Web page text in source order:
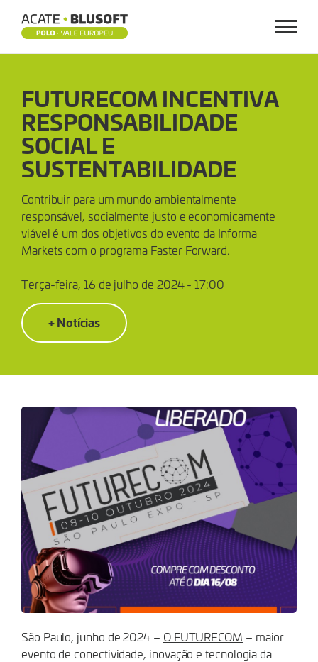
Menu
INCENTIVA
RESPONSABILIDADE
SOCIAL
SUSTENTABILIDADE
FUTURECOM INCENTIVA
RESPONSABILIDADE
SOCIAL E
SUSTENTABILIDADE
Contribuir para um mundo ambientalmente
responsável, socialmente justo e economicamente
viável é um dos objetivos do evento da Informa
Markets com o programa Faster Forward.
Terça-feira, 16 de julho de 2024 - 17:00
+ Notícias
São Paulo, junho de 2024 – O FUTURECOM – maior
evento de conectividade, inovação e tecnologia da